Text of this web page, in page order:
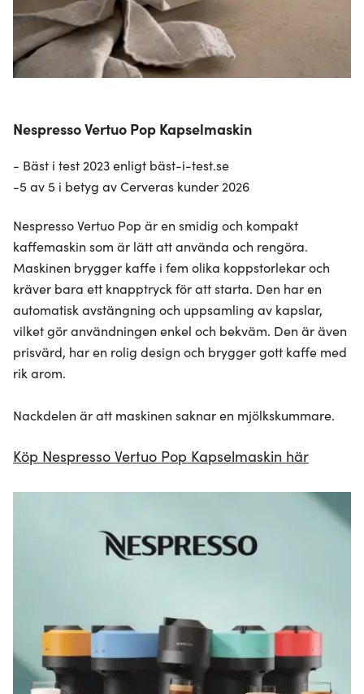
Nespresso Vertuo Pop Kapselmaskin
- Bäst i test 2023 enligt bäst-i-test.se
-5 av 5 i betyg av Cerveras kunder 2026
Nespresso Vertuo Pop är en smidig och kompakt
kaffemaskin som är lätt att använda och rengöra.
Maskinen brygger kaffe i fem olika koppstorlekar och
kräver bara ett knapptryck för att starta. Den har en
automatisk avstängning och uppsamling av kapslar,
vilket gör användningen enkel och bekväm. Den är även
prisvärd, har en rolig design och brygger gott kaffe med
rik arom.
Nackdelen är att maskinen saknar en mjölkskummare.
Köp Nespresso Vertuo Pop Kapselmaskin här